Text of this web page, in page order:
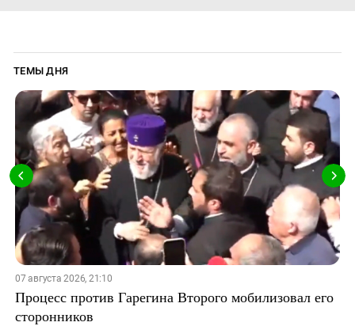
ТЕМЫ ДНЯ
07 августа 2026, 21:10
Процесс против Гарегина Второго мобилизовал его
сторонников